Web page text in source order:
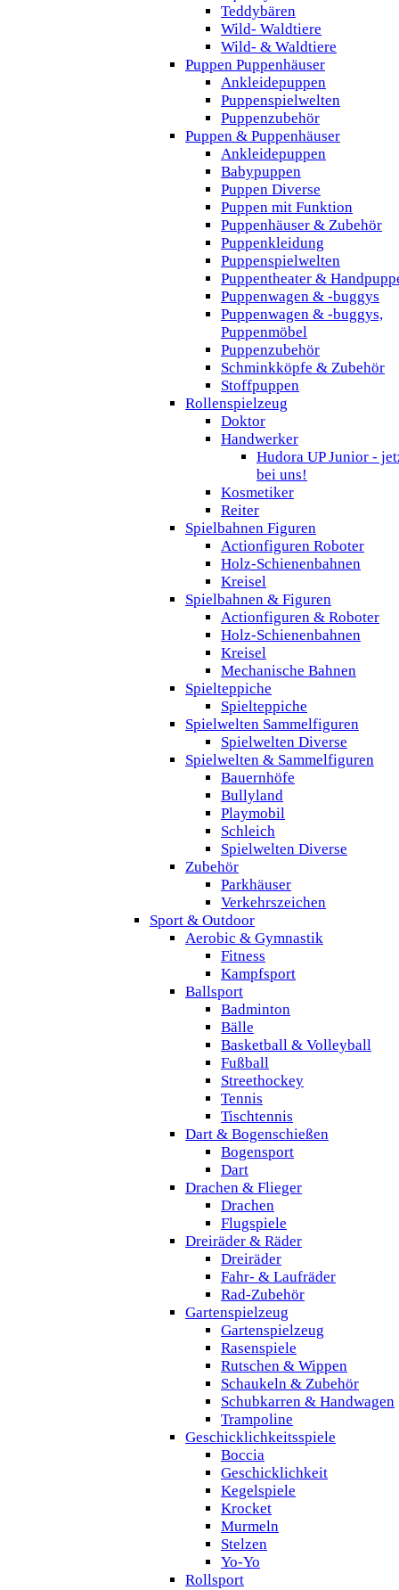
Teddybären
Wild- Waldtiere
Wild- & Waldtiere
Puppen Puppenhäuser
Ankleidepuppen
Puppenspielwelten
Puppenzubehör
Puppen & Puppenhäuser
Ankleidepuppen
Babypuppen
Puppen Diverse
Puppen mit Funktion
Puppenhäuser & Zubehör
Puppenkleidung
Puppenspielwelten
Puppentheater &
Puppenwagen & -buggys
Puppenwagen & -buggys,
Puppenmöbel
Puppenzubehör
Schminkköpfe & Zubehör
Stoffpuppen
Rollenspielzeug
Doktor
Handwerker
Hudora UP Junior -
bei uns!
Kosmetiker
Reiter
Spielbahnen Figuren
Actionfiguren Roboter
Holz-Schienenbahnen
Kreisel
Spielbahnen & Figuren
Actionfiguren & Roboter
Holz-Schienenbahnen
Kreisel
Mechanische Bahnen
Spielteppiche
Spielteppiche
Spielwelten Sammelfiguren
Spielwelten Diverse
Spielwelten & Sammelfiguren
Bauernhöfe
Bullyland
Playmobil
Schleich
Spielwelten Diverse
Zubehör
Parkhäuser
Verkehrszeichen
Sport & Outdoor
Aerobic & Gymnastik
Fitness
Kampfsport
Ballsport
Badminton
Bälle
Basketball & Volleyball
Fußball
Streethockey
Tennis
Tischtennis
Dart & Bogenschießen
Bogensport
Dart
Drachen & Flieger
Drachen
Flugspiele
Dreiräder & Räder
Dreiräder
Fahr- & Laufräder
Rad-Zubehör
Gartenspielzeug
Gartenspielzeug
Rasenspiele
Rutschen & Wippen
Schaukeln & Zubehör
Schubkarren & Handwagen
Trampoline
Geschicklichkeitsspiele
Boccia
Geschicklichkeit
Kegelspiele
Krocket
Murmeln
Stelzen
Yo-Yo
Rollsport